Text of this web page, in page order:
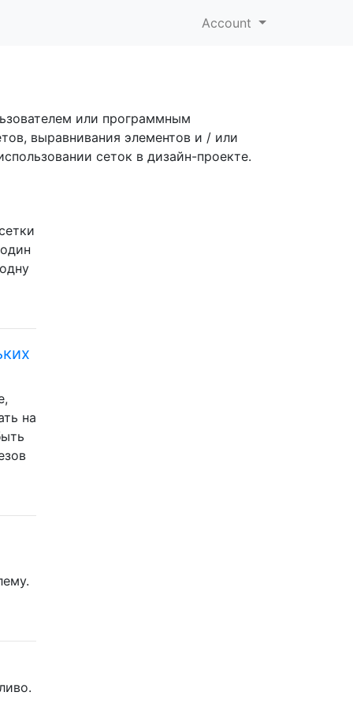
Account
или программным
выравнивания элементов и / или
сеток в дизайн-проекте.
на